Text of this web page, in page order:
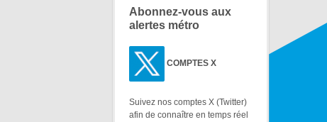
Abonnez-vous aux
alertes métro
COMPTES X
Suivez nos comptes X (Twitter)
afin de connaître en temps réel